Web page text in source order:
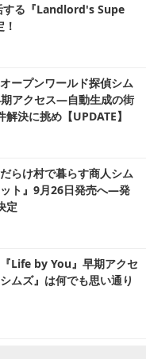
する『Landlord's Supe
ープンワールド探偵シム
アクセス―自動生成の街
決に挑め【UPDATE】
らけ村で暮らす商人シム
ット』9月26日発売へ―発
定
Life by You』早期アクセ
ムズ』は何でも思い通り